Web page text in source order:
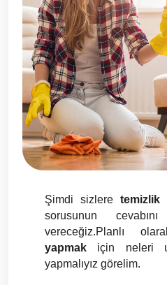
Şimdi sizlere temizlik
sorusunun
vereceğiz.Planlı
yapmak için neleri
yapmalıyız görelim.